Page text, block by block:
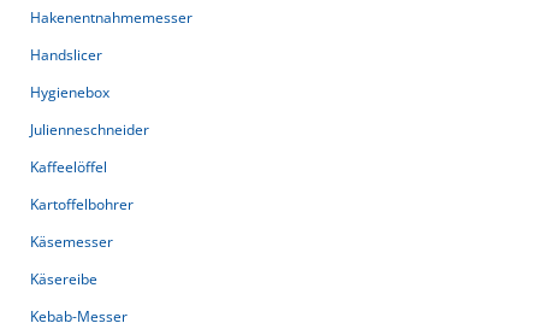
Hakenentnahmemesser
Handslicer
Hygienebox
Julienneschneider
Kaffeelöffel
Kartoffelbohrer
Käsemesser
Käsereibe
Kebab-Messer